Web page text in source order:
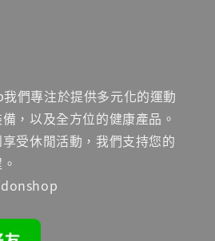
們專注於提供多元化的運動
，以及全方位的健康產品。
受休閒活動，我們支持您的